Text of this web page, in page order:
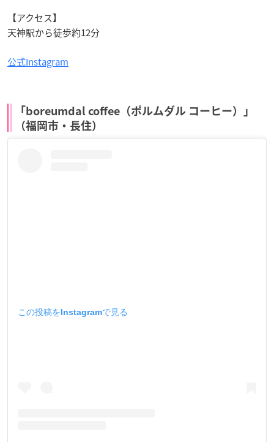
【アクセス】
天神駅から徒歩約12分
公式Instagram
「boreumdal coffee（ポルムダル コーヒー）」
（福岡市・長住）
この投稿をInstagramで見る